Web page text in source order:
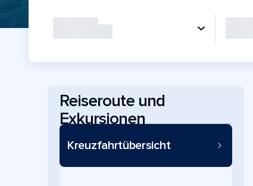
Reiseroute und
Exkursionen
Kreuzfahrtübersicht